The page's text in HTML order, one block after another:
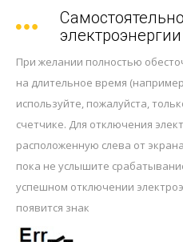
При желании полностью
на длительное время
используйте, пожалуйста,
счетчике. Для отключения
расположенную слева от
пока не услышите
успешном отключении
появится знак